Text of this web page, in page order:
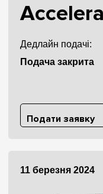
Дедлайн подачі:
Подача закрита
Подати заявку
11 березня 2024